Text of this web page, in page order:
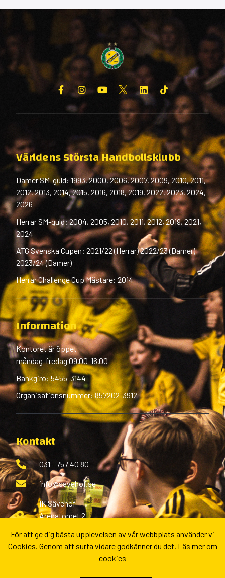
Världens Största Handbollsklubb
Damer SM-guld: 1993, 2000, 2006, 2007, 2009, 2010, 2011,
2012, 2013, 2014, 2015, 2016, 2018, 2019, 2022, 2023, 2024,
2026
Herrar SM-guld: 2004, 2005, 2010, 2011, 2012, 2019, 2021,
2024
ATG Svenska Cupen: 2021/22 (Herrar) 2022/23 (Damer)
2023/24 (Damer)
Herrar Challenge Cup Mästare: 2014
Information
Kontoret är öppet
måndag-fredag 09.00-16.00
Bankgiro: 5455-3144
Organisationsnummer: 857202-3912
Kontakt
031 - 757 40 80
info@savehof.se
IK Sävehof
Arenatorget 2
Fler kontaktvägar
För att ge dig bästa upplevelsen av vår webbplats använder vi
Cookies. Genom att surfa vidare godkänner du det. Läs mer om
cookies